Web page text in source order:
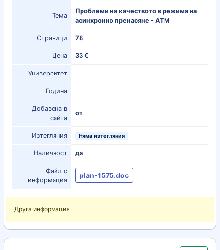
Тема
Проблеми на качеството в режима на
асинхронно пренасяне - АТМ
Страници 78
Цена 33 €
Университет
Година
Добавена в
сайта
от
Изтегляния Няма изтегляния
Наличност да
Файл с
информация
plan-1575.doc
Друга информация